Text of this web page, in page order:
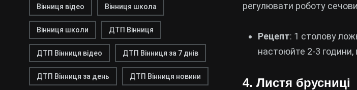
Вінниця відео Вінниця школа
Вінниця школи ДТП Вінниця
ДТП Вінниця відео ДТП Вінниця за 7 днів
ДТП Вінниця за день ДТП Вінниця новини
регулювати роботу
Рецепт: 1 столову
настоюйте 2-3 години,
4. Листя брусниці